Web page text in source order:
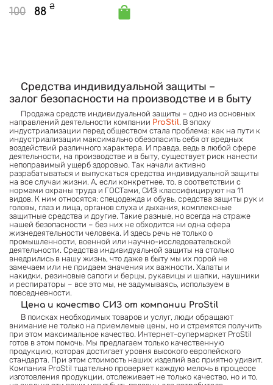
100 88 ₴
Средства индивидуальной защиты –
залог безопасности на производстве и в быту
Продажа средств индивидуальной защиты – одно из основных
направлений деятельности компании ProStil. В эпоху
индустриализации перед обществом стала проблема: как на пути к
индустриализации максимально обезопасить себя от вредных
воздействий различного характера. И правда, ведь в любой сфере
деятельности, на производстве и в быту, существует риск нанести
непоправимый ущерб здоровью. Так начали активно
разрабатываться и выпускаться средства индивидуальной защиты
на все случаи жизни. А, если конкретнее, то, в соответствии с
нормами охраны труда и ГОСТами, СИЗ классифицируют на 11
видов. К ним относятся: спецодежда и обувь, средства защиты рук и
головы, глаз и лица, органов слуха и дыхания, комплексные
защитные средства и другие. Такие разные, но всегда на страже
нашей безопасности – без них не обходится ни одна сфера
жизнедеятельности человека. И здесь речь не только о
промышленности, военной или научно-исследовательской
деятельности. Средства индивидуальной защиты на столько
внедрились в нашу жизнь, что даже в быту мы их порой не
замечаем или не придаем значения их важности. Халаты и
накидки, резиновые сапоги и берцы, рукавицы и шапки, наушники
и респираторы – все это мы, не задумываясь, используем в
повседневности.
Цена и качество СИЗ от компании ProStil
В поисках необходимых товаров и услуг, люди обращают
внимание не только на приемлемые цены, но и стремятся получить
при этом максимальное качество. Интернет-супермаркет ProStil
готов в этом помочь. Мы предлагаем только качественную
продукцию, которая достигает уровня высокого европейского
стандарта. При этом стоимость наших изделий вас приятно удивит.
Компания ProStil тщательно проверяет каждую мелочь в процессе
изготовления продукции, отслеживает не только качество, но и то,